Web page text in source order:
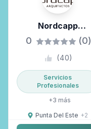
Nordcapp
Arquitectos
0 (0)
(40)
Servicios
Profesionales
+3 más
Punta Del Este +2